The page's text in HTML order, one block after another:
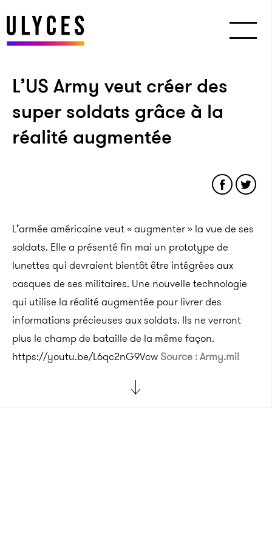
L’US Army veut créer des
super soldats grâce à la
réalité augmentée
L’armée américaine veut « augmenter » la vue de ses
soldats. Elle a présenté fin mai un prototype de
lunettes qui devraient bientôt être intégrées aux
casques de ses militaires. Une nouvelle technologie
qui utilise la réalité augmentée pour livrer des
informations précieuses aux soldats. Ils ne verront
plus le champ de bataille de la même façon.
https://youtu.be/L6qc2nG9Vcw Source : Army.mil